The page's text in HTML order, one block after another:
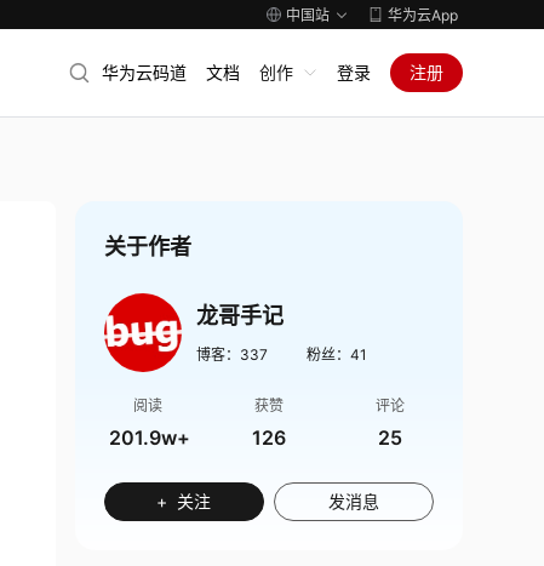
中国站 华为云App
华为云码道 文档 创作 登录 注册
关于作者
龙哥手记
博客： 337 粉丝： 41
阅读
201.9w+
获赞
126
评论
25
+ 关注 发消息